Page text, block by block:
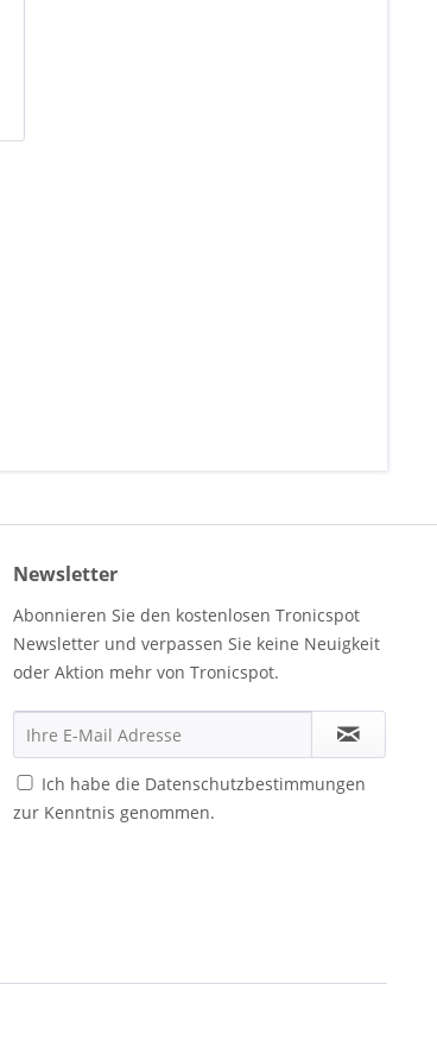
Newsletter
Abonnieren Sie den kostenlosen Tronicspot
Newsletter und verpassen Sie keine Neuigkeit
oder Aktion mehr von Tronicspot.
Ich habe die Datenschutzbestimmungen
zur Kenntnis genommen.